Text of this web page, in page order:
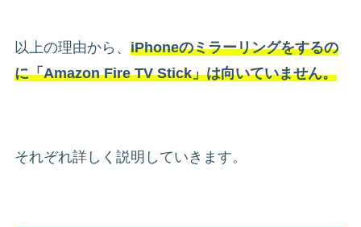
以上の理由から、 iPhoneのミラーリングをするの
に「Amazon Fire TV Stick」は向いていません。
それぞれ詳しく説明していきます。